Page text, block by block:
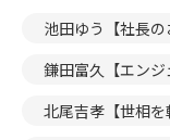
池田ゆう【社長の
鎌田富久【エンジ
北尾吉孝【世相を